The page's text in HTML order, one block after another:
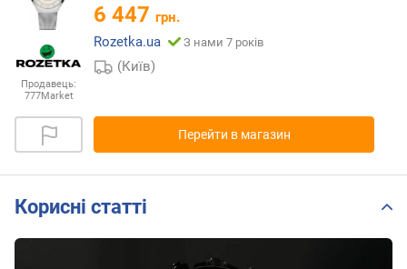
Продавець:
777Market
6 447 грн.
Rozetka.ua
З нами 7 років
(Київ)
Перейти в магазин
Корисні статті